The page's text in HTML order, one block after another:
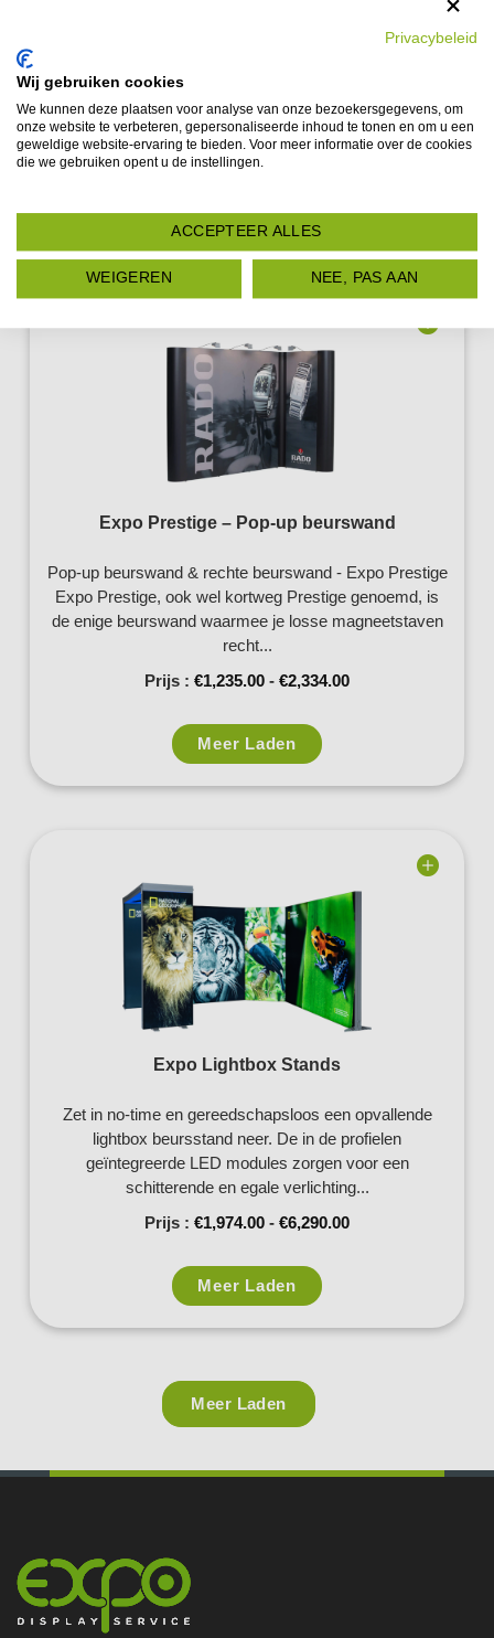
Expo Display Service: Uw partner voor zelfbouwstands
maar wel een doorontwikkeld concept voor diegenen
die...
Prijs :€ 8,076.00-€11,355.16
Expo Prestige – Pop-up beurswand
Pop-up beurswand & rechte beurswand - Expo Prestige
Expo Prestige, ook wel kortweg Prestige genoemd, is
de enige beurswand waarmee je losse magneetstaven
recht...
Prijs : €1,235.00 - €2,334.00
Meer Laden
Expo Lightbox Stands
Zet in no-time en gereedschapsloos een opvallende
lightbox beursstand neer. De in de profielen
geïntegreerde LED modules zorgen voor een
schitterende en egale verlichting...
Prijs : €1,974.00 - €6,290.00
Meer Laden
Meer Laden
Privacybeleid
Wij gebruiken cookies
We kunnen deze plaatsen voor analyse van onze bezoekersgegevens, om
onze website te verbeteren, gepersonaliseerde inhoud te tonen en om u een
geweldige website-ervaring te bieden. Voor meer informatie over de cookies
die we gebruiken opent u de instellingen.
ACCEPTEER ALLES
WEIGEREN NEE, PAS AAN